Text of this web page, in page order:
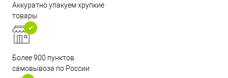
Аккуратно упакуем хрупкие
товары
Более 900 пунктов
самовывоза по России